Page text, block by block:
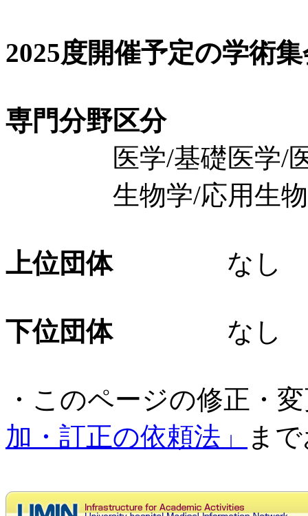
2025度開催予定の学術
専門分野区分
医学/基礎医学/医
生物学/応用生物
上位団体なし
下位団体なし
・このページの修正・
加・訂正の依頼法」
ま